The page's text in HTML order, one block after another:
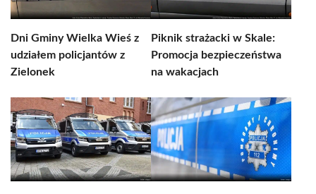
Dni Gminy Wielka Wieś z
udziałem policjantów z
Zielonek
Piknik strażacki w Skale:
Promocja bezpieczeństwa
na wakacjach